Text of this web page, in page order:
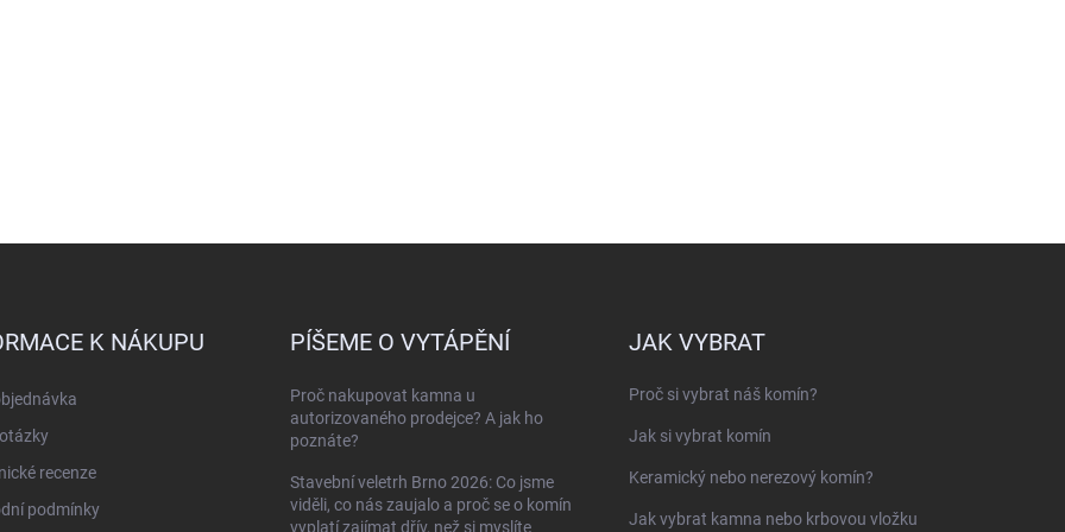
K NÁKUPU
recenze
podmínky
PÍŠEME O VYTÁPĚNÍ
Proč nakupovat kamna u
autorizovaného prodejce? A jak ho
poznáte?
Stavební veletrh Brno 2026: Co jsme
viděli, co nás zaujalo a proč se o komín
vyplatí zajímat dřív, než si myslíte
JAK VYBRAT
Proč si vybrat náš komín?
Jak si vybrat komín
Keramický nebo nerezový komín?
Jak vybrat kamna nebo krbovou vložku